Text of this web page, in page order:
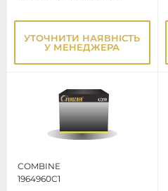
УТОЧНИТИ НАЯВНІСТЬ
У МЕНЕДЖЕРА
COMBINE
1964960C1